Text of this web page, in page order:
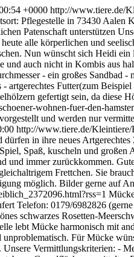
+0000 http://www.tiere.de/
Pflegestelle in 73430 Aalen
Patenschaft unterstützen
alle körperlichen und
Nun wünscht sich Heidi
auch nicht in Kombis aus
- ein großes Sandbad -
Futter(zum
gefertigt sein, da diese
wohnen-fuer-den-
und werden nur
http://www.tiere.de/Kleintiere/
in ihre neues
Spaß, kuscheln und großen
und immer zurückkommen.
Frettchen. Sie
möglich. Bilder gerne auf
Telefon: 0179/6982826
schwarzes Rosetten-
lebt Mücke harmonisch mit
Für Mücke
Vermittlungskriterien: -